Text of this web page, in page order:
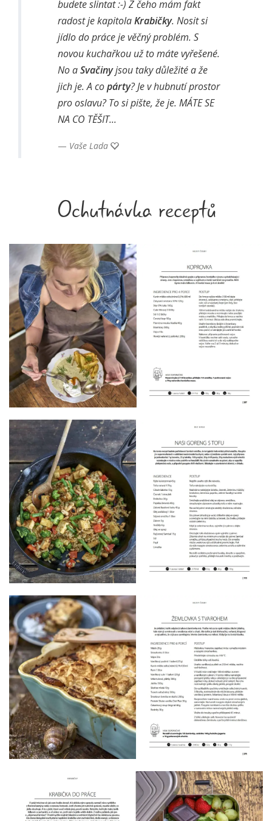
budete slintat :-) Z čeho mám fakt
radost je kapitolaKrabičky. Nosit si
jídlo do práce je věčný problém. S
novou kuchařkou už to máte vyřešené.
No aSvačinyjsou taky důležité a že
jich je. A copárty? Je v hubnutí prostor
pro oslavu? To si pište, že je. MÁTE SE
NA CO TĚŠIT...
Vaše Lada
Ochutnávka receptů